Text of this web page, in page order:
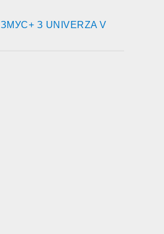
З UNIVERZA V